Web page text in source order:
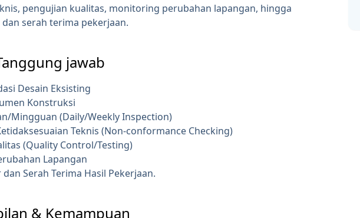
pengujian kualitas, monitoring perubahan lapangan, hingga
serah terima pekerjaan.
jawab
Desain Eksisting
Konstruksi
Mingguan (Daily/Weekly Inspection)
Teknis (Non-conformance Checking)
(Quality Control/Testing)
Lapangan
Serah Terima Hasil Pekerjaan.
& Kemampuan